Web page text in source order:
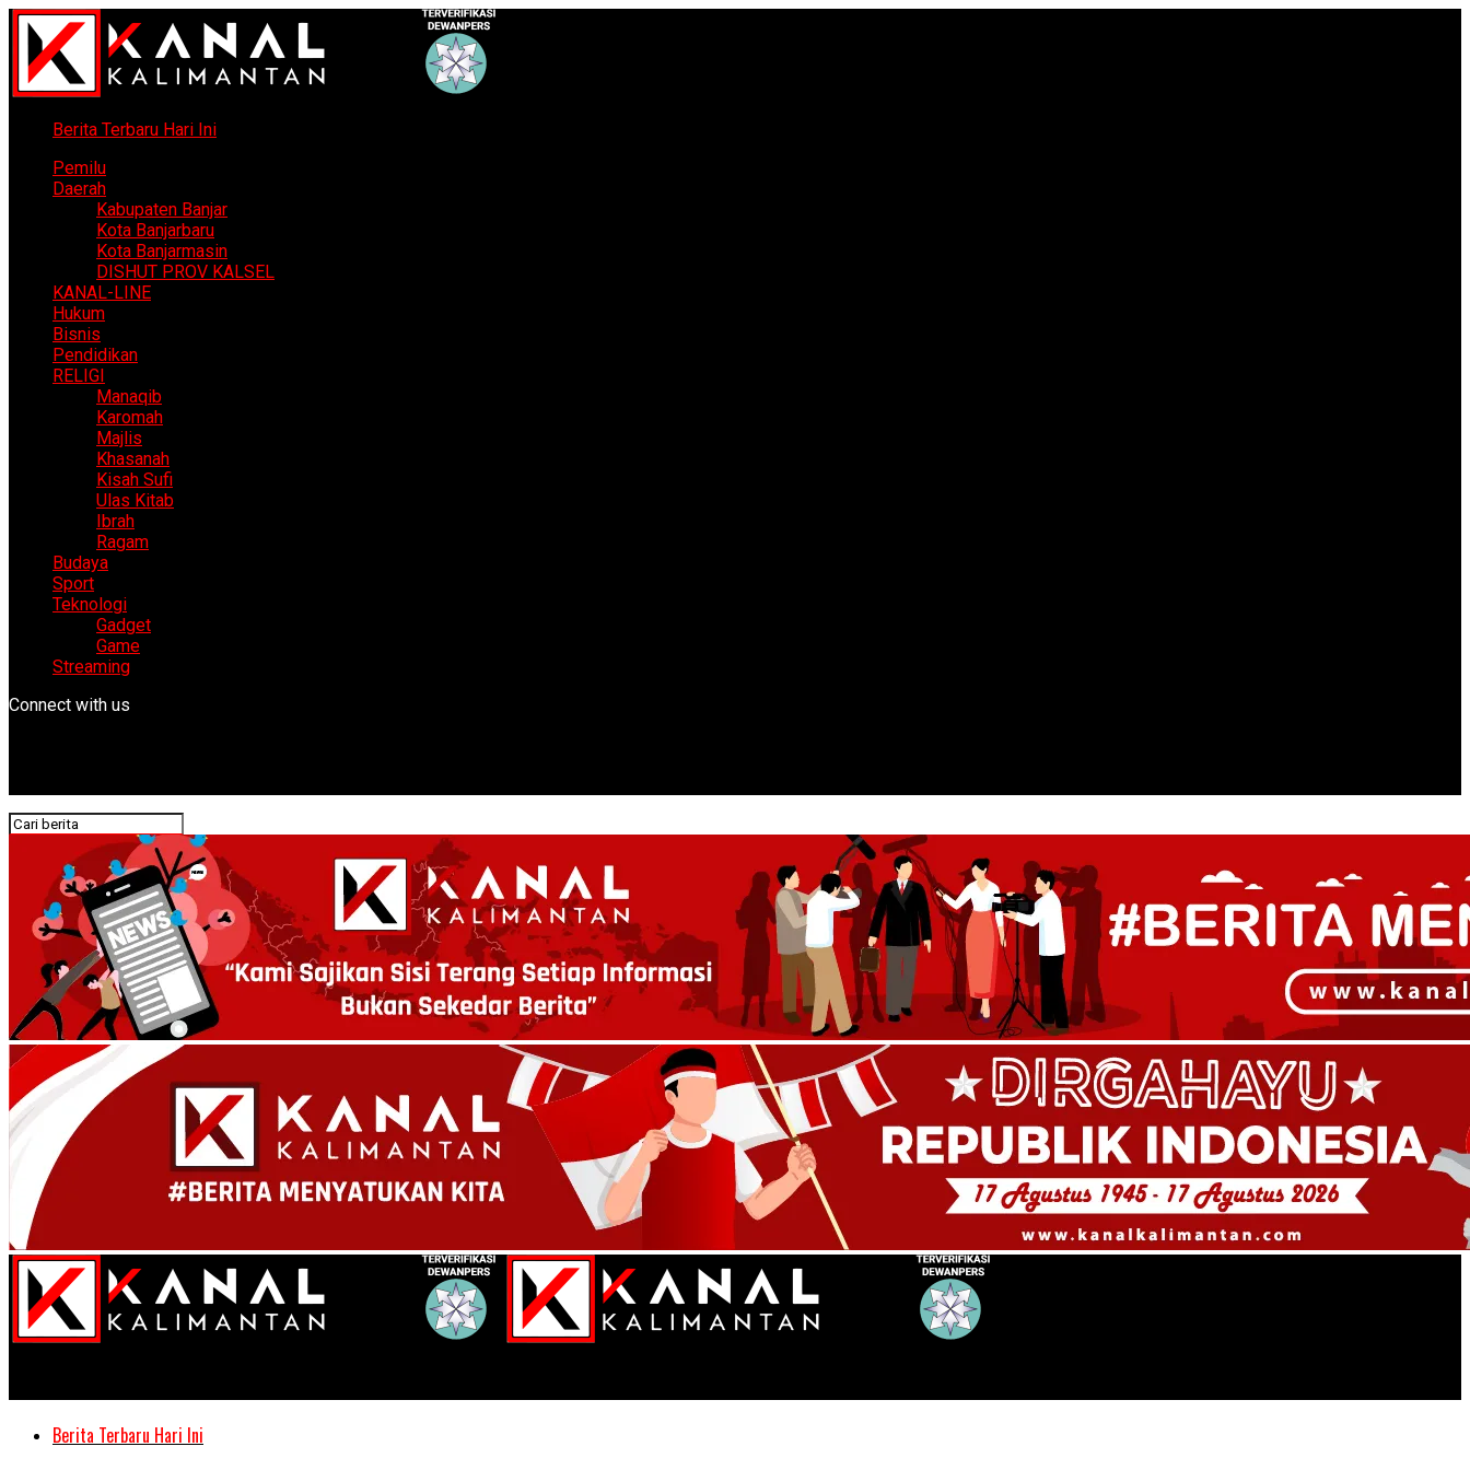
Berita Terbaru Hari Ini
Pemilu
Daerah
Kabupaten Banjar
Kota Banjarbaru
Kota Banjarmasin
DISHUT PROV KALSEL
KANAL-LINE
Hukum
Bisnis
Pendidikan
RELIGI
Manaqib
Karomah
Majlis
Khasanah
Kisah Sufi
Ulas Kitab
Ibrah
Ragam
Budaya
Sport
Teknologi
Gadget
Game
Streaming
Connect with us
Berita Terbaru Hari Ini